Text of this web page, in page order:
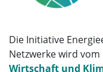
Die Initiative
Netzwerke wird vom
Wirtschaft und